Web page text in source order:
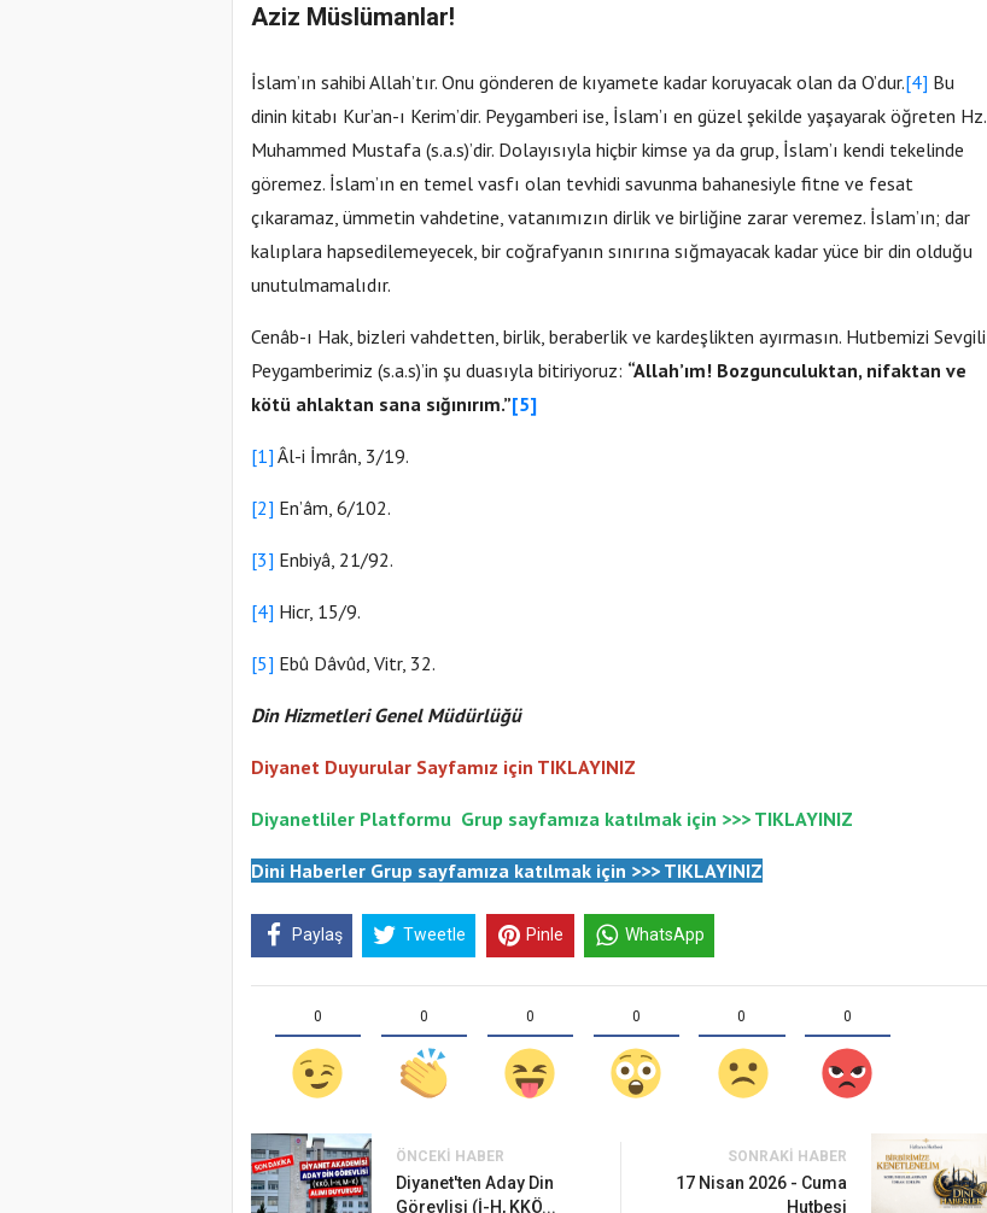
Aziz Müslümanlar!
İslam’ın sahibi Allah’tır. Onu gönderen de kıyamete kadar koruyacak olan da O’dur.[4] Bu
dinin kitabı Kur’an-ı Kerim’dir. Peygamberi ise, İslam’ı en güzel şekilde yaşayarak öğreten Hz.
Muhammed Mustafa (s.a.s)’dir. Dolayısıyla hiçbir kimse ya da grup, İslam’ı kendi tekelinde
göremez. İslam’ın en temel vasfı olan tevhidi savunma bahanesiyle fitne ve fesat
çıkaramaz, ümmetin vahdetine, vatanımızın dirlik ve birliğine zarar veremez. İslam’ın; dar
kalıplara hapsedilemeyecek, bir coğrafyanın sınırına sığmayacak kadar yüce bir din olduğu
unutulmamalıdır.
Cenâb-ı Hak, bizleri vahdetten, birlik, beraberlik ve kardeşlikten ayırmasın. Hutbemizi Sevgili
Peygamberimiz (s.a.s)’in şu duasıyla bitiriyoruz: “Allah’ım! Bozgunculuktan, nifaktan ve
kötü ahlaktan sana sığınırım.”[5]
[1] Âl-i İmrân, 3/19.
[2] En’âm, 6/102.
[3] Enbiyâ, 21/92.
[4] Hicr, 15/9.
[5] Ebû Dâvûd, Vitr, 32.
Din Hizmetleri Genel Müdürlüğü
Diyanet Duyurular Sayfamız için TIKLAYINIZ
Diyanetliler Platformu Grup sayfamıza katılmak için >>> TIKLAYINIZ
Dini Haberler Grup sayfamıza katılmak için >>> TIKLAYINIZ
Paylaş Tweetle Pinle WhatsApp
0 0 0 0 0 0
ÖNCEKI HABER
Diyanet'ten Aday Din
Görevlisi (İ-H, KKÖ...
SONRAKI HABER
17 Nisan 2026 - Cuma
Hutbesi
Samsun Atakum’da Ayasofya Camii